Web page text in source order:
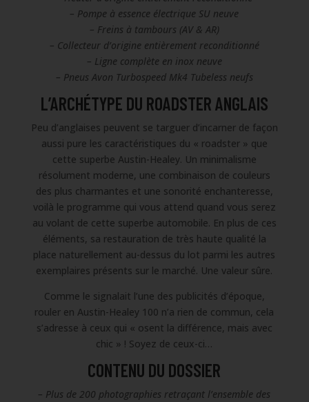
– Pompe à essence électrique SU neuve
– Freins à tambours (AV & AR)
– Collecteur d’origine entièrement reconditionné
– Ligne complète en inox neuve
– Pneus Avon Turbospeed Mk4 Tubeless neufs
L’ARCHÉTYPE DU ROADSTER ANGLAIS
Peu d’anglaises peuvent se targuer d’incarner de façon
aussi pure les caractéristiques du « roadster » que
cette superbe Austin-Healey. Un minimalisme
résolument moderne, une combinaison de couleurs
des plus charmantes et une sonorité enchanteresse,
voilà le programme qui vous attend quand vous serez
au volant de cette superbe automobile. En plus de ces
éléments, sa restauration de très haute qualité la
place naturellement au-dessus du lot parmi les autres
exemplaires présents sur le marché. Une valeur sûre.
Comme le signalait l’une des publicités d’époque,
rouler en Austin-Healey 100 n’a rien de commun, cela
s’adresse à ceux qui « osent la différence, mais avec
chic » ! Soyez de ceux-ci…
CONTENU DU DOSSIER
– Plus de 200 photographies retraçant l’ensemble des